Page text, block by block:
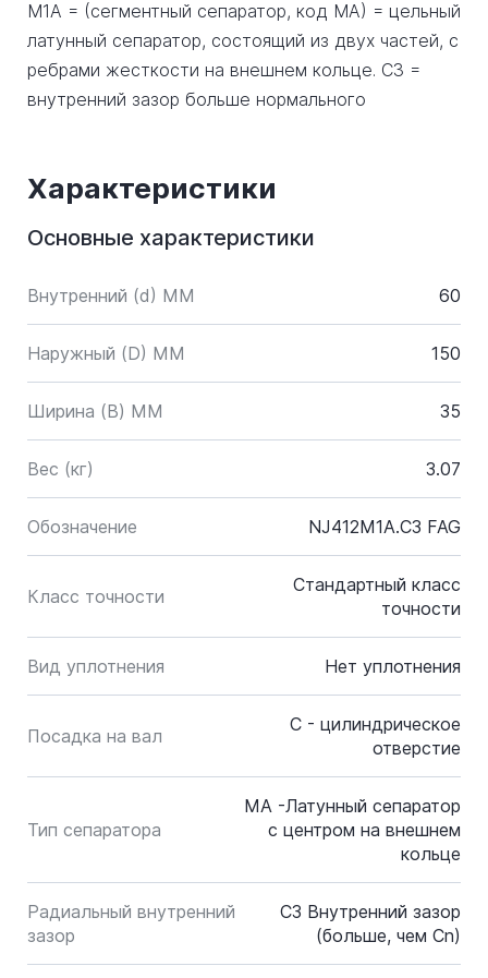
M1A = (сегментный сепаратор, код MA) = цельный
латунный сепаратор, состоящий из двух частей, с
ребрами жесткости на внешнем кольце. C3 =
внутренний зазор больше нормального
Характеристики
Основные характеристики
Внутренний (d) ММ 60
Наружный (D) ММ 150
Ширина (B) MM 35
Вес (кг) 3.07
Обозначение NJ412M1A.C3 FAG
Класс точности
Стандартный класс
точности
Вид уплотнения Нет уплотнения
Посадка на вал
C - цилиндрическое
отверстие
Тип сепаратора
MA -Латунный сепаратор
с центром на внешнем
кольце
Радиальный внутренний
зазор
C3 Внутренний зазор
(больше, чем Cn)